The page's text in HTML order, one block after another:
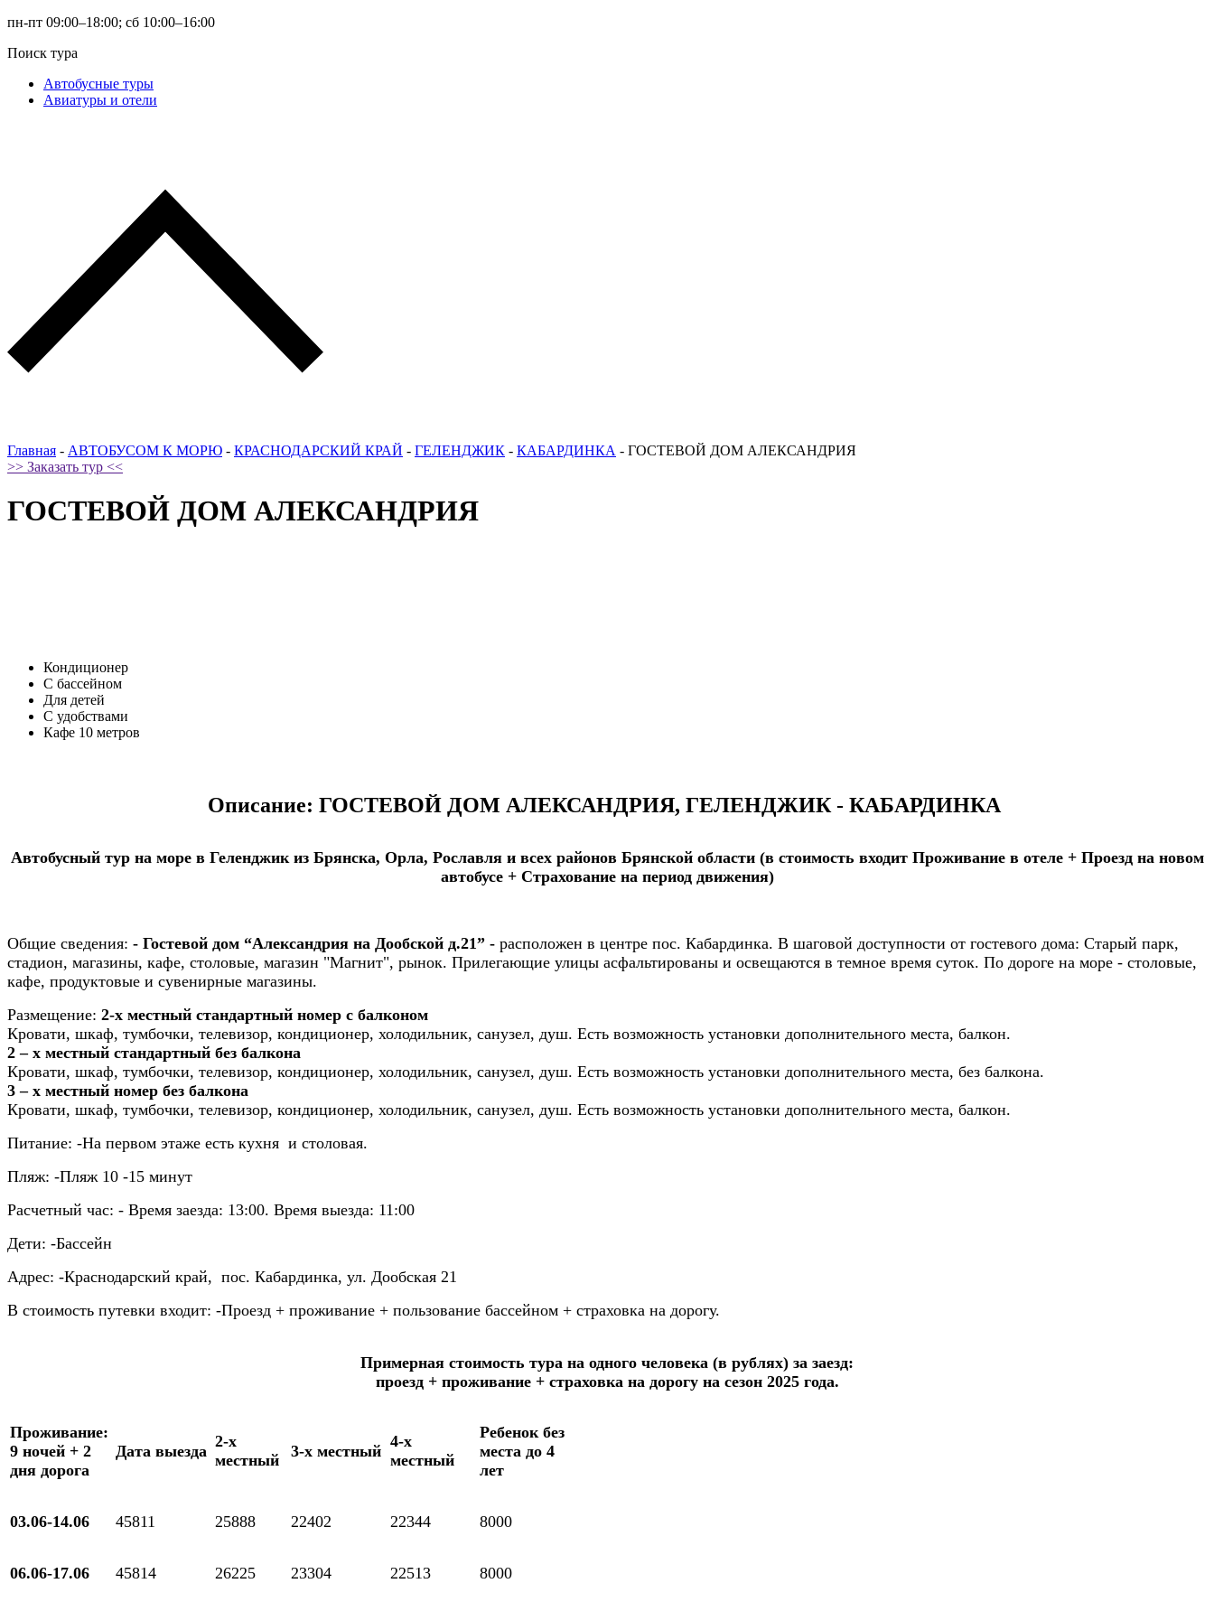
пн-пт 09:00–18:00; сб 10:00–16:00
Поиск тура
Автобусные туры
Авиатуры и отели
Главная - АВТОБУСОМ К МОРЮ - КРАСНОДАРСКИЙ КРАЙ - ГЕЛЕНДЖИК - КАБАРДИНКА - ГОСТЕВОЙ ДОМ АЛЕКСАНДРИЯ
>> Заказать тур <<
ГОСТЕВОЙ ДОМ АЛЕКСАНДРИЯ
Кондиционер
С бассейном
Для детей
С удобствами
Кафе 10 метров
Описание: ГОСТЕВОЙ ДОМ АЛЕКСАНДРИЯ, ГЕЛЕНДЖИК - КАБАРДИНКА
Автобусный тур на море в Геленджик из Брянска, Орла, Рославля и всех районов Брянской области (в стоимость входит Проживание в отеле + Проезд на новом
автобусе + Страхование на период движения)
Общие сведения: - Гостевой дом “Александрия на Дообской д.21” - расположен в центре пос. Кабардинка. В шаговой доступности от гостевого дома: Старый парк,
стадион, магазины, кафе, столовые, магазин "Магнит", рынок. Прилегающие улицы асфальтированы и освещаются в темное время суток. По дороге на море - столовые,
кафе, продуктовые и сувенирные магазины.
Размещение: 2-х местный стандартный номер с балконом
Кровати, шкаф, тумбочки, телевизор, кондиционер, холодильник, санузел, душ. Есть возможность установки дополнительного места, балкон.
2 – х местный стандартный без балкона
Кровати, шкаф, тумбочки, телевизор, кондиционер, холодильник, санузел, душ. Есть возможность установки дополнительного места, без балкона.
3 – х местный номер без балкона
Кровати, шкаф, тумбочки, телевизор, кондиционер, холодильник, санузел, душ. Есть возможность установки дополнительного места, балкон.
Питание: -На первом этаже есть кухня и столовая.
Пляж: -Пляж 10 -15 минут
Расчетный час: - Время заезда: 13:00. Время выезда: 11:00
Дети: -Бассейн
Адрес: -Краснодарский край, пос. Кабардинка, ул. Дообская 21
В стоимость путевки входит: -Проезд + проживание + пользование бассейном + страховка на дорогу.
Примерная стоимость тура на одного человека (в рублях) за заезд:
проезд + проживание + страховка на дорогу на сезон 2025 года.
Проживание:
9 ночей + 2
дня дорога
Дата выезда
2-х
местный
3-х местный
4-х
местный
Ребенок без
места до 4
лет
03.06-14.06 45811 25888 22402 22344 8000
06.06-17.06 45814 26225 23304 22513 8000